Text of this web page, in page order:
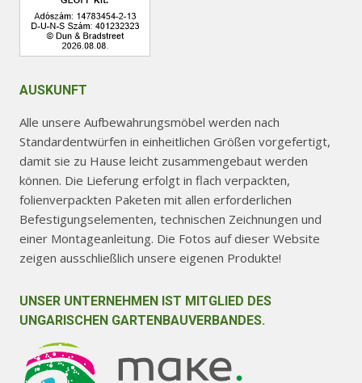
AUSKUNFT
Alle unsere Aufbewahrungsmöbel werden nach
Standardentwürfen in einheitlichen Größen vorgefertigt,
damit sie zu Hause leicht zusammengebaut werden
können. Die Lieferung erfolgt in flach verpackten,
folienverpackten Paketen mit allen erforderlichen
Befestigungselementen, technischen Zeichnungen und
einer Montageanleitung. Die Fotos auf dieser Website
zeigen ausschließlich unsere eigenen Produkte!
UNSER UNTERNEHMEN IST MITGLIED DES
UNGARISCHEN GARTENBAUVERBANDES.